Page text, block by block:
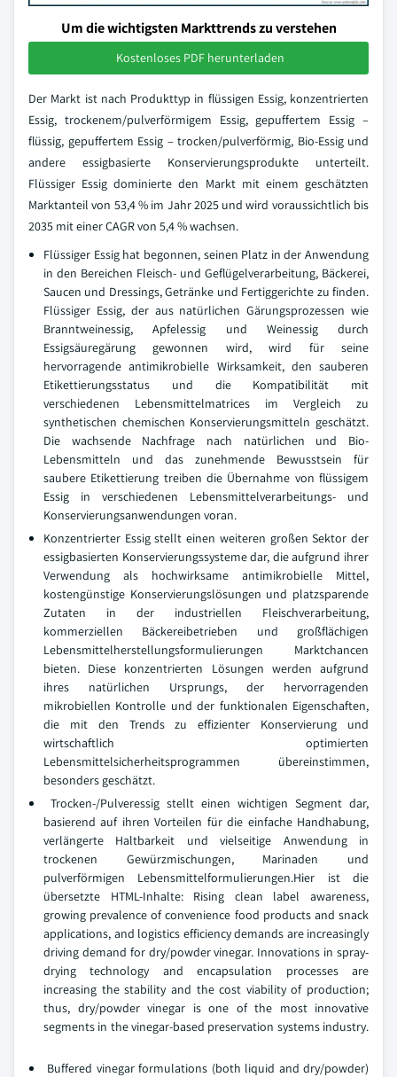
Um die wichtigsten Markttrends zu verstehen
Kostenloses PDF herunterladen
Der Markt ist nach Produkttyp in flüssigen Essig, konzentrierten
Essig, trockenem/pulverförmigem Essig, gepuffertem Essig –
flüssig, gepuffertem Essig – trocken/pulverförmig, Bio-Essig und
andere essigbasierte Konservierungsprodukte unterteilt.
Flüssiger Essig dominierte den Markt mit einem geschätzten
Marktanteil von 53,4 % im Jahr 2025 und wird voraussichtlich bis
2035 mit einer CAGR von 5,4 % wachsen.
Flüssiger Essig hat begonnen, seinen Platz in der Anwendung
in den Bereichen Fleisch- und Geflügelverarbeitung, Bäckerei,
Saucen und Dressings, Getränke und Fertiggerichte zu finden.
Flüssiger Essig, der aus natürlichen Gärungsprozessen wie
Branntweinessig, Apfelessig und Weinessig durch
Essigsäuregärung gewonnen wird, wird für seine
hervorragende antimikrobielle Wirksamkeit, den sauberen
Etikettierungsstatus und die Kompatibilität mit
verschiedenen Lebensmittelmatrices im Vergleich zu
synthetischen chemischen Konservierungsmitteln geschätzt.
Die wachsende Nachfrage nach natürlichen und Bio-
Lebensmitteln und das zunehmende Bewusstsein für
saubere Etikettierung treiben die Übernahme von flüssigem
Essig in verschiedenen Lebensmittelverarbeitungs- und
Konservierungsanwendungen voran.
Konzentrierter Essig stellt einen weiteren großen Sektor der
essigbasierten Konservierungssysteme dar, die aufgrund ihrer
Verwendung als hochwirksame antimikrobielle Mittel,
kostengünstige Konservierungslösungen und platzsparende
Zutaten in der industriellen Fleischverarbeitung,
kommerziellen Bäckereibetrieben und großflächigen
Lebensmittelherstellungsformulierungen Marktchancen
bieten. Diese konzentrierten Lösungen werden aufgrund
ihres natürlichen Ursprungs, der hervorragenden
mikrobiellen Kontrolle und der funktionalen Eigenschaften,
die mit den Trends zu effizienter Konservierung und
wirtschaftlich optimierten
Lebensmittelsicherheitsprogrammen übereinstimmen,
besonders geschätzt.
Trocken-/Pulveressig stellt einen wichtigen Segment dar,
basierend auf ihren Vorteilen für die einfache Handhabung,
verlängerte Haltbarkeit und vielseitige Anwendung in
trockenen Gewürzmischungen, Marinaden und
pulverförmigen Lebensmittelformulierungen.Hier ist die
übersetzte HTML-Inhalte: Rising clean label awareness,
growing prevalence of convenience food products and snack
applications, and logistics efficiency demands are increasingly
driving demand for dry/powder vinegar. Innovations in spray-
drying technology and encapsulation processes are
increasing the stability and the cost viability of production;
thus, dry/powder vinegar is one of the most innovative
segments in the vinegar-based preservation systems industry.
Buffered vinegar formulations (both liquid and dry/powder)